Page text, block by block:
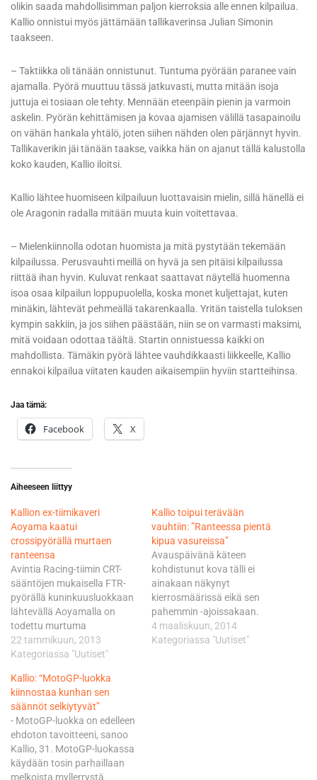
olikin saada mahdollisimman paljon kierroksia alle ennen kilpailua.
Kallio onnistui myös jättämään tallikaverinsa Julian Simonin
taakseen.
– Taktiikka oli tänään onnistunut. Tuntuma pyörään paranee vain
ajamalla. Pyörä muuttuu tässä jatkuvasti, mutta mitään isoja
juttuja ei tosiaan ole tehty. Mennään eteenpäin pienin ja varmoin
askelin. Pyörän kehittämisen ja kovaa ajamisen välillä tasapainoilu
on vähän hankala yhtälö, joten siihen nähden olen pärjännyt hyvin.
Tallikaverikin jäi tänään taakse, vaikka hän on ajanut tällä kalustolla
koko kauden, Kallio iloitsi.
Kallio lähtee huomiseen kilpailuun luottavaisin mielin, sillä hänellä ei
ole Aragonin radalla mitään muuta kuin voitettavaa.
– Mielenkiinnolla odotan huomista ja mitä pystytään tekemään
kilpailussa. Perusvauhti meillä on hyvä ja sen pitäisi kilpailussa
riittää ihan hyvin. Kuluvat renkaat saattavat näytellä huomenna
isoa osaa kilpailun loppupuolella, koska monet kuljettajat, kuten
minäkin, lähtevät pehmeällä takarenkaalla. Yritän taistella tuloksen
kympin sakkiin, ja jos siihen päästään, niin se on varmasti maksimi,
mitä voidaan odottaa täältä. Startin onnistuessa kaikki on
mahdollista. Tämäkin pyörä lähtee vauhdikkaasti liikkeelle, Kallio
ennakoi kilpailua viitaten kauden aikaisempiin hyviin startteihinsa.
Jaa tämä:
Facebook X
Aiheeseen liittyy
Kallion ex-tiimikaveri
Aoyama kaatui
crossipyörällä murtaen
ranteensa
Avintia Racing-tiimin CRT-
sääntöjen mukaisella FTR-
pyörällä kuninkuusluokkaan
lähtevällä Aoyamalla on
todettu murtuma
vasemmassa ranteessa.
Aoyaman vamma syntyi, kun
motocrosspyörällä
Barcelonan lähettyvillä
harjoitellessaan. Epäonnen
soturin Dexeus-klinikalla
tutkineen tohtori Xavier Mirin
viesti Aoyamalle oli
yksiselitteinen: vähintään
22 tammikuun, 2013
Kategoriassa "Uutiset"
Kallio toipui terävään
vauhtiin: ”Ranteessa pientä
kipua vasureissa”
Avauspäivänä käteen
kohdistunut kova tälli ei
ainakaan näkynyt
kierrosmäärissä eikä sen
pahemmin -ajoissakaan.
Kallio urakoi tiistaina Kalex-
pyörällään olosuhteet
4 maaliskuun, 2014
Kategoriassa "Uutiset"
Kallio: “MotoGP-luokka
kiinnostaa kunhan sen
säännöt selkiytyvät”
- MotoGP-luokka on edelleen
ehdoton tavoitteeni, sanoo
Kallio, 31. MotoGP-luokassa
käydään tosin parhaillaan
melkoista myllerrystä